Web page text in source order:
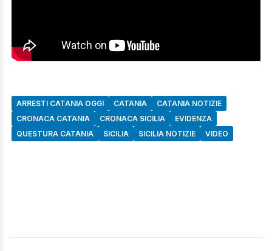
ARRESTI CATANIA OGGI CATANIA
CATANIA NOTIZIE
CRONACA CATANIA
CRONACA SICILIA
EVIDENZA
QUESTURA CATANIA
SICILIA SICILIA NOTIZIE VIDEO